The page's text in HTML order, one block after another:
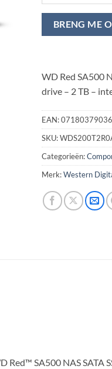
BRENG ME
WD Red SA500
drive – 2 TB –
EAN:
SKU:
Categorieën:
Merk:Western
SA500 NAS SATA